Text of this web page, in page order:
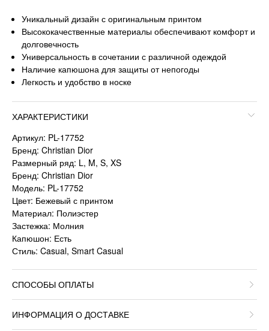
Уникальный дизайн с оригинальным принтом
Высококачественные материалы обеспечивают комфорт и
долговечность
Универсальность в сочетании с различной одеждой
Наличие капюшона для защиты от непогоды
Легкость и удобство в носке
ХАРАКТЕРИСТИКИ
Артикул: PL-17752
Бренд: Christian Dior
Размерный ряд: L, M, S, XS
Бренд: Christian Dior
Модель: PL-17752
Цвет: Бежевый с принтом
Материал: Полиэстер
Застежка: Молния
Капюшон: Есть
Стиль: Casual, Smart Casual
СПОСОБЫ ОПЛАТЫ
ИНФОРМАЦИЯ О ДОСТАВКЕ